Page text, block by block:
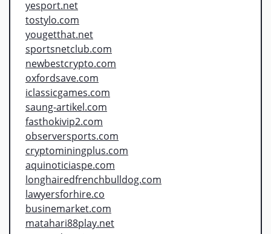
yesport.net
tostylo.com
yougetthat.net
sportsnetclub.com
newbestcrypto.com
oxfordsave.com
iclassicgames.com
saung-artikel.com
fasthokivip2.com
observersports.com
cryptominingplus.com
aquinoticiaspe.com
longhairedfrenchbulldog.com
lawyersforhire.co
businemarket.com
matahari88play.net